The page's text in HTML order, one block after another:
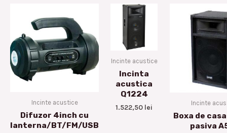
Incinte acustice
Difuzor 4inch cu
lanterna/BT/FM/USB
Incinte acustice
Incinta
acustica
Q1224
1.522,50 lei Incinte
Boxa de
pasiva